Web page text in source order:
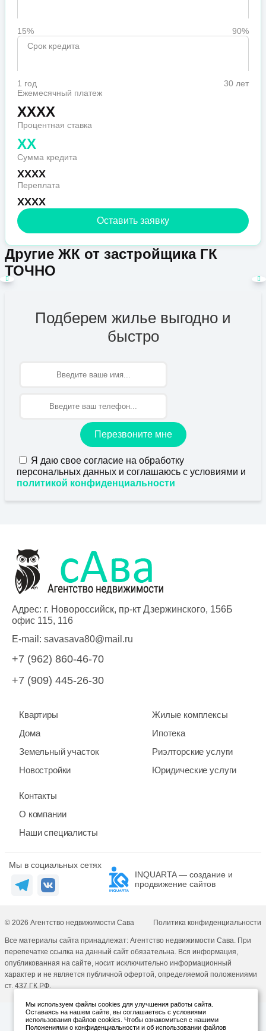
15%
90%
Срок кредита
1 год
30 лет
Ежемесячный платеж
XXXX
Процентная ставка
XX
Сумма кредита
XXXX
Переплата
XXXX
Оставить заявку
Другие ЖК от застройщика ГК
ТОЧНО
Подберем жилье выгодно и
быстро
Перезвоните мне
Я даю свое согласие на обработку
персональных данных и соглашаюсь с условиями и
политикой конфиденциальности
Адрес: г. Новороссийск, пр-кт Дзержинского, 156Б
офис 115, 116
E-mail: savasava80@mail.ru
+7 (962) 860-46-70
+7 (909) 445-26-30
Квартиры
Дома
Земельный участок
Новостройки
Жилые комплексы
Ипотека
Риэлторские услуги
Юридические услуги
Контакты
О компании
Наши специалисты
Мы в социальных сетях
INQUARTA — создание и
продвижение сайтов
© 2026 Агентство недвижимости Сава Политика конфиденциальности
Все материалы сайта принадлежат: Агентство недвижимости Сава. При
перепечатке ссылка на данный сайт обязательна. Вся информация,
опубликованная на сайте, носит исключительно информационный
характер и не является публичной офертой, определяемой положениями
ст. 437 ГК РФ.
Мы используем файлы cookies для улучшения работы сайта.
Оставаясь на нашем сайте, вы соглашаетесь с условиями
использования файлов cookies. Чтобы ознакомиться с нашими
Положениями о конфиденциальности и об использовании файлов